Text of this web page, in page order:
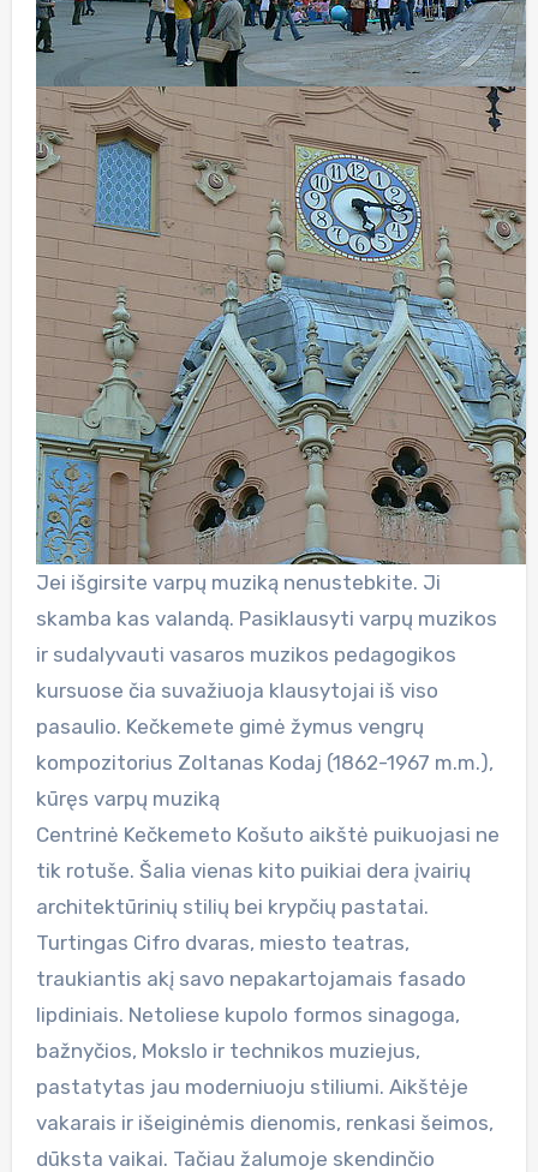
Jei išgirsite varpų muziką nenustebkite. Ji
skamba kas valandą. Pasiklausyti varpų muzikos
ir sudalyvauti vasaros muzikos pedagogikos
kursuose čia suvažiuoja klausytojai iš viso
pasaulio. Kečkemete gimė žymus vengrų
kompozitorius Zoltanas Kodaj (1862-1967 m.m.),
kūręs varpų muziką
Centrinė Kečkemeto Košuto aikštė puikuojasi ne
tik rotuše. Šalia vienas kito puikiai dera įvairių
architektūrinių stilių bei krypčių pastatai.
Turtingas Cifro dvaras, miesto teatras,
traukiantis akį savo nepakartojamais fasado
lipdiniais. Netoliese kupolo formos sinagoga,
bažnyčios, Mokslo ir technikos muziejus,
pastatytas jau moderniuoju stiliumi. Aikštėje
vakarais ir išeiginėmis dienomis, renkasi šeimos,
dūksta vaikai. Tačiau žalumoje skendinčio